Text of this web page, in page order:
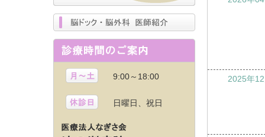
2025年
9:00～18:00
日曜日、祝日